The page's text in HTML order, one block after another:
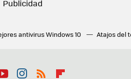
antivirus Windows 10 Atajos del